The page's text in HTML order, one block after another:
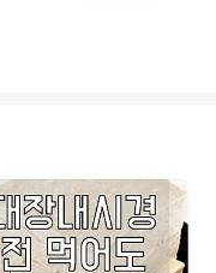
전송
꿈
꿈 :
다.
고 합
생
풀리